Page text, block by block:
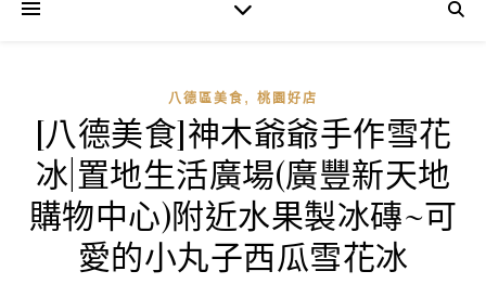
八德區美食 , 桃園好店
[八德美食]神木爺爺手作雪花
冰|置地生活廣場(廣豐新天地
購物中心)附近水果製冰磚~可
愛的小丸子西瓜雪花冰